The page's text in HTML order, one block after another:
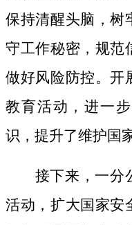
保持清醒头脑，树
守工作秘密，规范
做好风险防控。开
教育活动，进一
识，提升了维护国
接下来，一分
活动，扩大国家安